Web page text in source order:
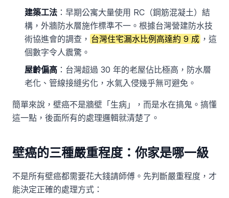
建築工法 ：早期公寓大量使用 RC（鋼筋混凝土）結
構，外牆防水層施作標準不一。根據台灣營建防水技
術協進會的調查， 台灣住宅漏水比例高達約 9 成 ，這
個數字令人震驚。
屋齡偏高 ：台灣超過 30 年的老屋佔比極高，防水層
老化、管線接縫劣化，水氣入侵幾乎無可避免。
簡單來說，壁癌不是牆壁「生病」，而是水在搞鬼。搞懂
這一點，後面所有的處理邏輯就清楚了。
壁癌的三種嚴重程度：你家是哪一級
不是所有壁癌都需要花大錢請師傅。先判斷嚴重程度，才
能決定正確的處理方式：